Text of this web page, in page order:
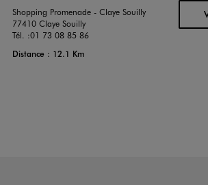
Shopping Promenade - Claye Souilly
77410 Claye Souilly
Tél. :01 73 08 85 86
Distance : 12.1 Km